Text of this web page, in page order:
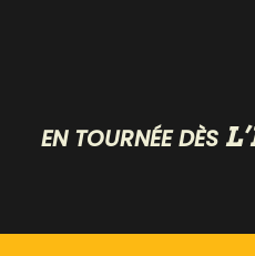
EN TOURNÉE DÈS